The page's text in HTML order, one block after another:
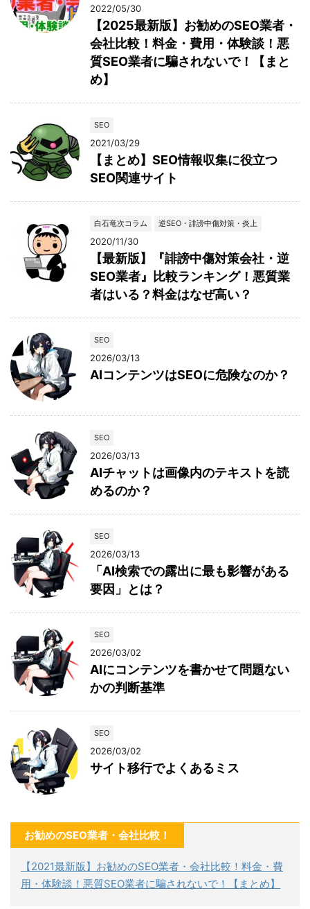
2022/05/30
【2025最新版】お勧めのSEO業者・
会社比較！料金・費用・体験談！悪
質SEO業者に騙されないで！【まと
め】
SEO
2021/03/29
【まとめ】SEO情報収集に役立つ
SEO関連サイト
白石竜次コラム 逆SEO・誹謗中傷対策・炎上
2020/11/30
【最新版】『誹謗中傷対策会社・逆
SEO業者』比較ランキング！悪質業
者はいる？料金はなぜ高い？
SEO
2026/03/13
AIコンテンツはSEOに危険なのか？
SEO
2026/03/13
AIチャットは画像内のテキストを読
めるのか？
SEO
2026/03/13
「AI検索での露出に最も影響がある
要因」とは？
SEO
2026/03/02
AIにコンテンツを書かせて問題ない
かの判断基準
SEO
2026/03/02
サイト移行でよくあるミス
お勧めのSEO業者・会社比較！
【2021最新版】お勧めのSEO業者・会社比較！料金・費
用・体験談！悪質SEO業者に騙されないで！【まとめ】